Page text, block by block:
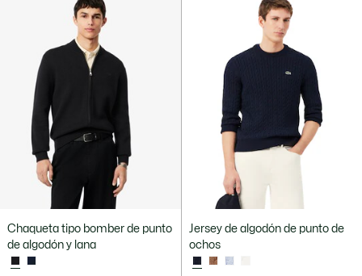
Chaqueta tipo bomber de punto
de algodón y lana
Jersey de algodón de punto de
ochos